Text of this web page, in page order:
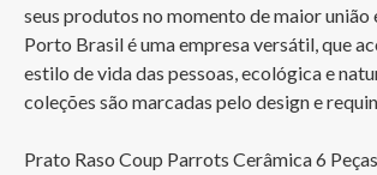
seus produtos no momento de maior união
Porto Brasil é uma empresa versátil, que
estilo de vida das pessoas, ecológica e
coleções são marcadas pelo design e
Prato Raso Coup Parrots Cerâmica 6